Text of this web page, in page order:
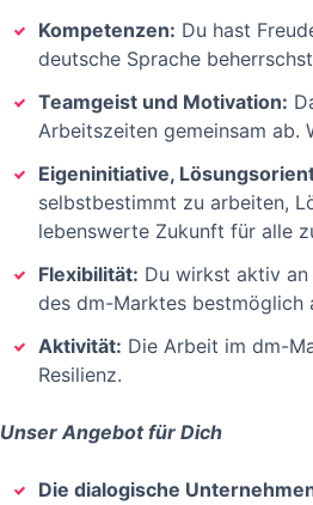
Kompetenzen: Du hast
deutsche Sprache
Teamgeist und Motivation:
Arbeitszeiten gemeinsam ab.
Eigeninitiative,
selbstbestimmt zu arbeiten,
lebenswerte Zukunft für alle
Flexibilität: Du wirkst aktiv
des dm-Marktes bestmöglich
Aktivität: Die Arbeit im dm-
Resilienz.
Unser Angebot für Dich
Die dialogische